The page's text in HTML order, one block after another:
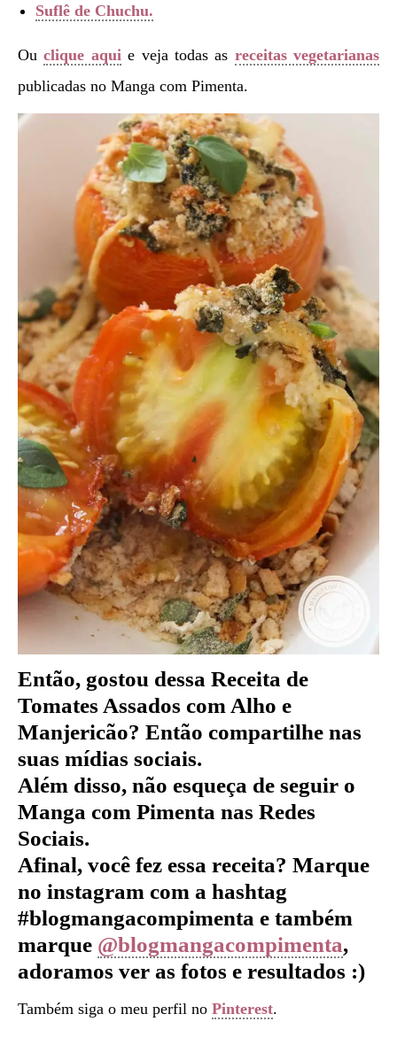
Suflê de Chuchu.
Ouclique aqui e veja todas as receitas vegetarianas
publicadas no Manga com Pimenta.
Então, gostou dessa Receita de
Tomates Assados com Alho e
Manjericão? Então compartilhe nas
suas mídias sociais.
Além disso, não esqueça de seguir o
Manga com Pimenta nas Redes
Sociais.
Afinal, você fez essa receita? Marque
no instagram com a hashtag
#blogmangacompimenta e também
marque @blogmangacompimenta,
adoramos ver as fotos e resultados :)
Também siga o meu perfil no Pinterest.